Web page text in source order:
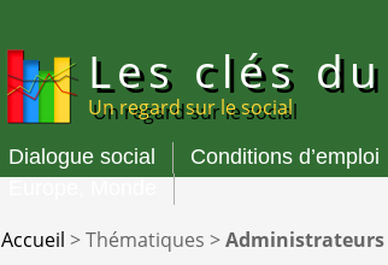
Les clés
Un regard sur le social
Menu
Dialogue social Conditions d’emploi
Accueil >Thématiques >Administrateurs